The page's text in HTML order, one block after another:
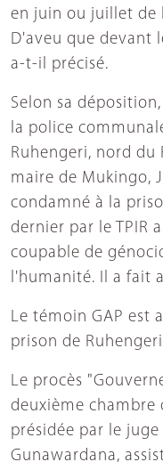
en juin ou juillet de
D'aveu que devant
a-t-il précisé.
Selon sa
la police
Ruhengeri, nord du
maire de Mukingo,
condamné à la
dernier par le TPIR
coupable de
l'humanité. Il a fait
Le témoin GAP est
prison de
Le procès
deuxième chambre
présidée par le juge
Gunawardana,